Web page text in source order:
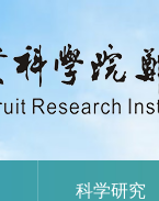
科学研究